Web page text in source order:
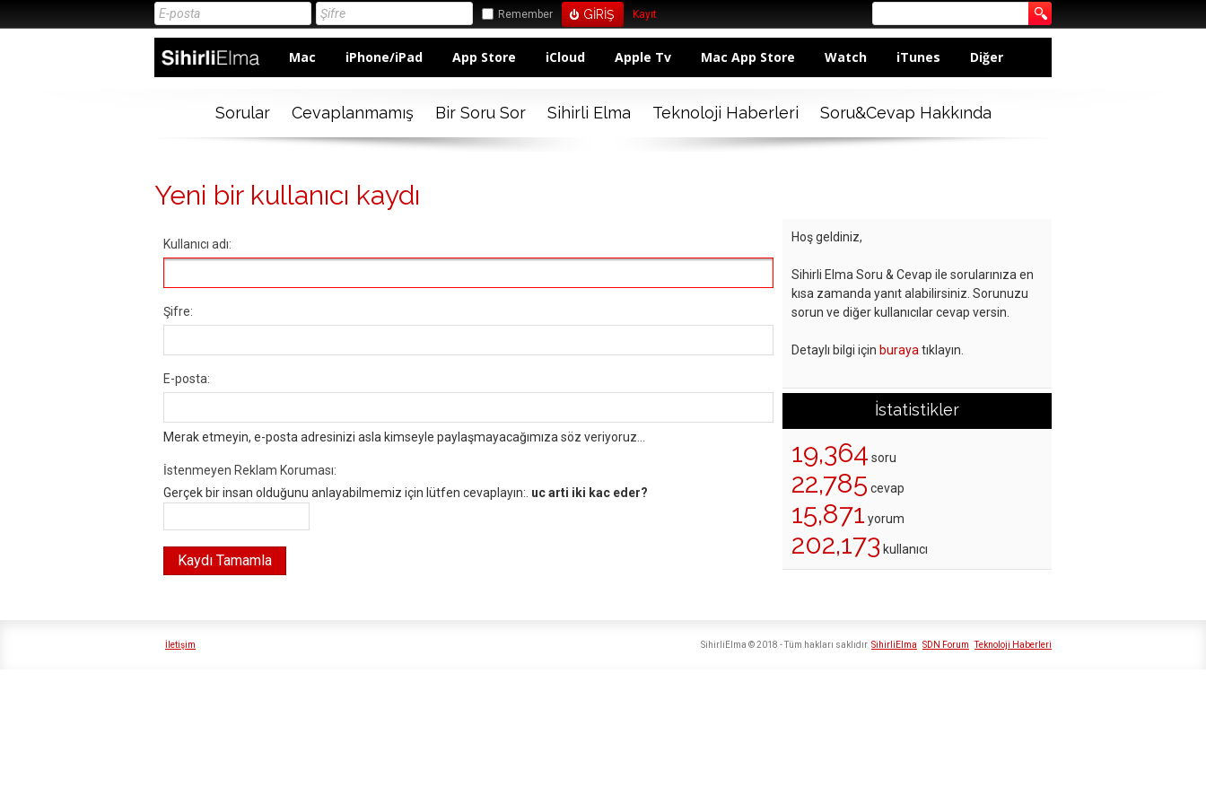
Remember Kayıt
Mac iPhone/iPad App Store iCloud Apple Tv Mac App Store Watch iTunes Diğer
Sorular Cevaplanmamış Bir Soru Sor Sihirli Elma Teknoloji Haberleri Soru&Cevap Hakkında
Yeni bir kullanıcı kaydı
Kullanıcı adı:
Şifre:
E-posta:
Merak etmeyin, e-posta adresinizi asla kimseyle paylaşmayacağımıza söz veriyoruz...
İstenmeyen Reklam Koruması:
Gerçek bir insan olduğunu anlayabilmemiz için lütfen cevaplayın:. uc arti iki kac eder?
Hoş geldiniz,
Sihirli Elma Soru & Cevap ile sorularınıza en
kısa zamanda yanıt alabilirsiniz. Sorunuzu
sorun ve diğer kullanıcılar cevap versin.
Detaylı bilgi için buraya tıklayın.
İstatistikler
19,364 soru
22,785 cevap
15,871 yorum
202,173 kullanıcı
İletişim SihirliElma SDN Forum Teknoloji Haberleri
SihirliElma © 2018 - Tüm hakları saklıdır